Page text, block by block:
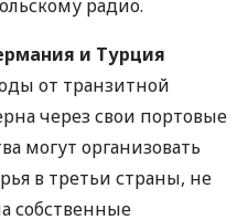
радио.
и Турция
от транзитной
через свои портовые
могут организовать
в третьи страны, не
собственные